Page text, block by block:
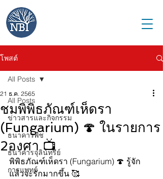
โพสต์
All Posts
ข่าวสารและกิจกรรม
ธนาคารพืช
ธนาคารจุลินทรีย์
การแพทย์
All Posts
ชมพิพิธภัณฑ์เห็ดรา
(Fungarium) 🍄 ในรายการ
2องศา 📺
21 ธ.ค. 2565
พิพิธภัณฑ์เห็ดรา (Fungarium) 🍄 รู้จัก
แล้วจะรักมากขึ้น 🥰